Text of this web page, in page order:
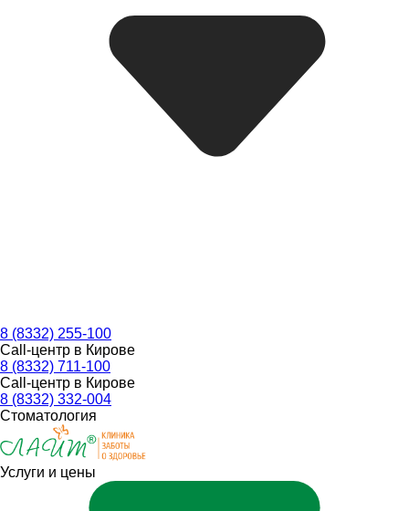
8 (8332) 255-100
Call-центр в Кирове
8 (8332) 711-100
Call-центр в Кирове
8 (8332) 332-004
Стоматология
Услуги и цены